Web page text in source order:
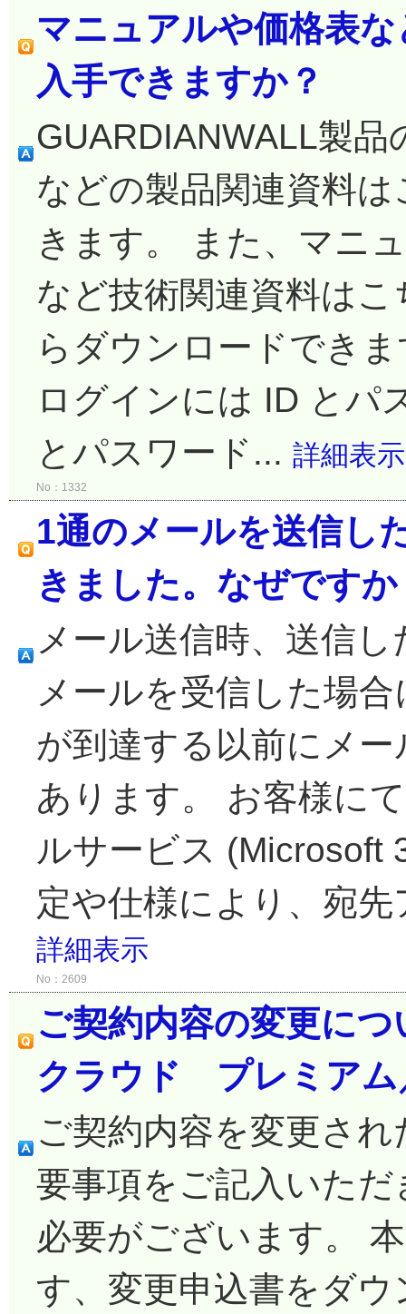
マニュアルや価格表
入手できますか？
GUARDIANWALL製
などの製品関連資料
きます。 また、マニ
など技術関連資料は
らダウンロードでき
ログインには ID とパ
とパスワード... 詳細表示
No：1332
1通のメールを送信し
きました。なぜですか
メール送信時、送信
メールを受信した場
が到達する以前にメ
あります。 お客様に
ルサービス (Microsoft
定や仕様により、宛
詳細表示
No：2609
ご契約内容の変更に
クラウド プレミアム
ご契約内容を変更さ
要事項をご記入いた
必要がございます。
す、変更申込書をダ